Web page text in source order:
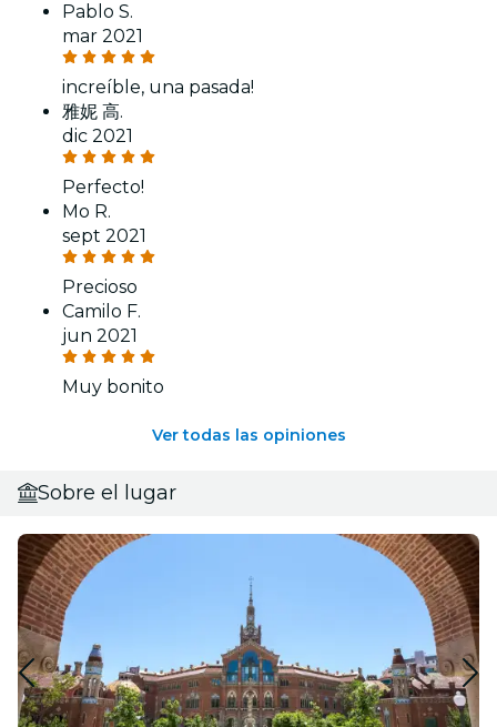
Pablo S.
mar 2021
increíble, una pasada!
雅妮 高.
dic 2021
Perfecto!
Mo R.
sept 2021
Precioso
Camilo F.
jun 2021
Muy bonito
Ver todas las opiniones
Sobre el lugar